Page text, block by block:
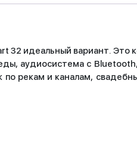
32 идеальный вариант.
аудиосистема с
рекам и каналам,